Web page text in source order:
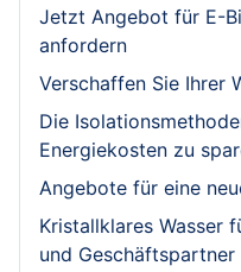
Jetzt Angebot für E-
anfordern
Verschaffen Sie Ihrer
Die
Energiekosten zu
Angebote für eine
Kristallklares Wasser
und Geschäftspartner